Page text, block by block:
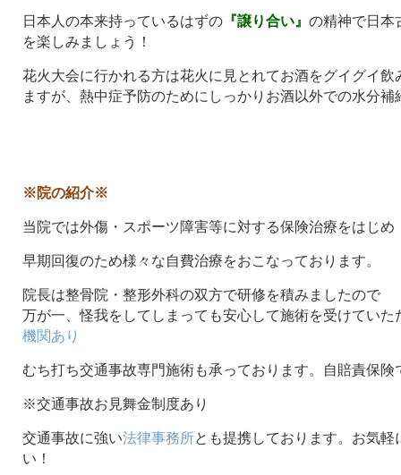
日本人の本来持っているはずの 『譲り合い』 の精神で日本
を楽しみましょう！
花火大会に行かれる方は花火に見とれてお酒をグイグイ飲
ますが、熱中症予防のためにしっかりお酒以外での水分補
※院の紹介※
当院では外傷・スポーツ障害等に対する保険治療をはじめ
早期回復のため様々な自費治療をおこなっております。
院長は整骨院・整形外科の双方で研修を積みましたので
万が一、怪我をしてしまっても安心して施術を受けていた
機関あり
むち打ち交通事故専門施術も承っております。自賠責保険
※交通事故お見舞金制度あり
交通事故に強い法律事務所とも提携しております。お気軽
い！